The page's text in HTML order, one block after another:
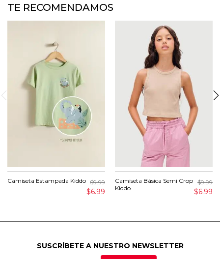
TE RECOMENDAMOS
Camiseta Estampada Kiddo $9.99
$6.99
Camiseta Básica Semi Crop
Kiddo
$9.99
$6.99
SUSCRÍBETE A NUESTRO NEWSLETTER